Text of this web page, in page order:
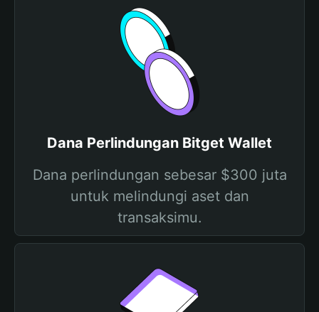
Dana Perlindungan Bitget Wallet
Dana perlindungan sebesar $300 juta
untuk melindungi aset dan
transaksimu.